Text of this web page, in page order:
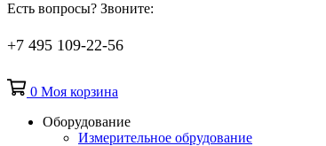
Есть вопросы? Звоните:
+7 495 109-22-56
0 Моя корзина
Оборудование
Измерительное обрудование